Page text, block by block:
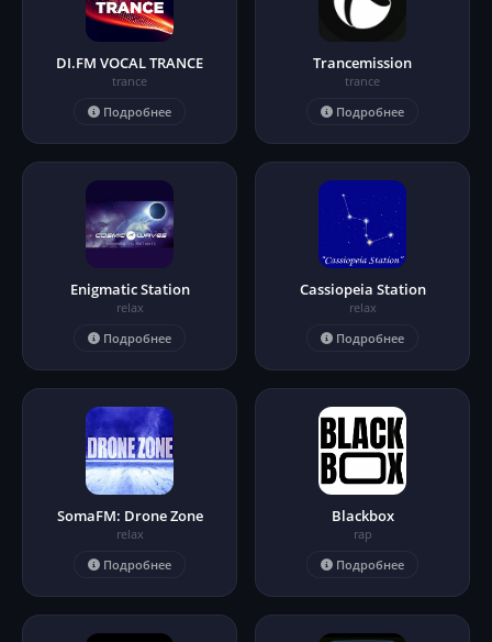
DI.FM VOCAL TRANCE
trance
Подробнее
Trancemission
trance
Подробнее
Enigmatic Station
relax
Подробнее
Cassiopeia Station
relax
Подробнее
SomaFM: Drone Zone
relax
Подробнее
Blackbox
rap
Подробнее